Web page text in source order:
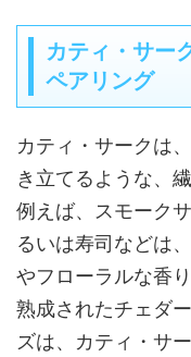
カティ・サー
ペアリング
カティ・サークは
き立てるような、
例えば、スモーク
るいは寿司などは
やフローラルな香
熟成されたチェダ
ズは、カティ・サ